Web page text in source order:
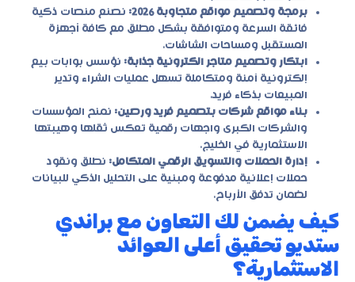
برمجة وتصميم مواقع متجاوبة 2026:
نصنع منصات ذكية
فائقة السرعة ومتوافقة بشكل مطلق مع كافة أجهزة
المستقبل ومساحات الشاشات.
ابتكار وتصميم متاجر الكترونية جذابة: نؤسس بوابات بيع
إلكترونية آمنة ومتكاملة تسهل عمليات الشراء وتدير
المبيعات بذكاء فريد.
بناء مواقع شركات بتصميم فريد ورصين: نمنح المؤسسات
والشركات الكبرى واجهات رقمية تعكس ثقلها وهيبتها
الاستثمارية في الخليج.
إدارة الحملات والتسويق الرقمي المتكامل: نطلق ونقود
حملات إعلانية مدفوعة ومبنية على التحليل الذكي للبيانات
لضمان تدفق الأرباح.
كيف يضمن لك التعاون مع براندي
ستديو تحقيق أعلى العوائد
الاستثمارية؟